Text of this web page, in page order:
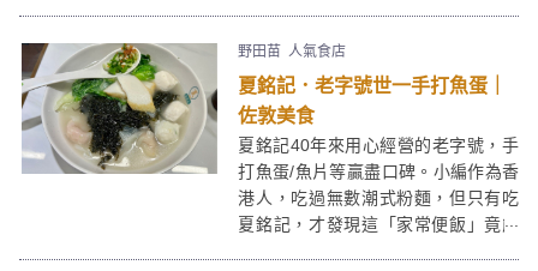
類，但大吉冰室必吃正是人氣「炙燒
沙嗲安格斯牛肉麵」，沙嗲湯底濃郁
加上（接近）入口即溶安格斯牛肉
（有少少誇張的），高質！
野田苗 人氣食店
夏銘記．老字號世一手打魚蛋｜
佐敦美食
夏銘記40年來用心經營的老字號，手
打魚蛋/魚片等贏盡口碑。小編作為香
港人，吃過無數潮式粉麵，但只有吃
夏銘記，才發現這「家常便飯」竟能